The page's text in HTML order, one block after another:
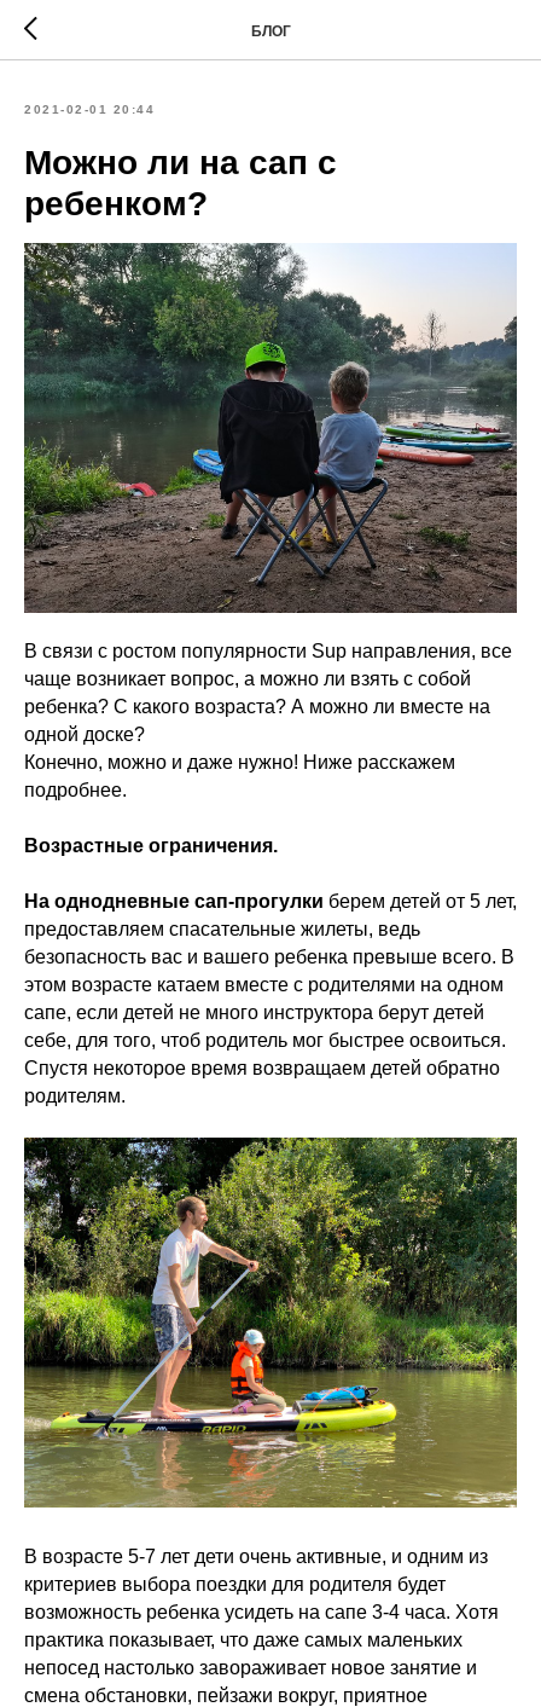
БЛОГ
2021-02-01 20:44
Можно ли на сап с
ребенком?
В связи с ростом популярности Sup направления, все
чаще возникает вопрос, а можно ли взять с собой
ребенка? С какого возраста? А можно ли вместе на
одной доске?
Конечно, можно и даже нужно! Ниже расскажем
подробнее.
Возрастные ограничения.
На однодневные сап-прогулки берем детей от 5 лет,
предоставляем спасательные жилеты, ведь
безопасность вас и вашего ребенка превыше всего. В
этом возрасте катаем вместе с родителями на одном
сапе, если детей не много инструктора берут детей
себе, для того, чтоб родитель мог быстрее освоиться.
Спустя некоторое время возвращаем детей обратно
родителям.
В возрасте 5-7 лет дети очень активные, и одним из
критериев выбора поездки для родителя будет
возможность ребенка усидеть на сапе 3-4 часа. Хотя
практика показывает, что даже самых маленьких
непосед настолько завораживает новое занятие и
смена обстановки, пейзажи вокруг, приятное